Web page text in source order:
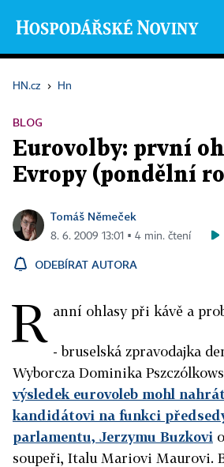
HN.cz › Hn
BLOG
Eurovolby: první
Evropy (pondělní
Tomáš Němeček
8. 6. 2009 13:01 ▪ 4 min. čtení
ODEBÍRAT AUTORA
R anní ohlasy při kávě a
- bruselská zpravodajka
Wyborcza Dominika
výsledek eurovoleb mohl
kandidátovi na funkci
parlamentu, Jerzymu Buzkovi
soupeři, Italu Mariovi Maurovi.